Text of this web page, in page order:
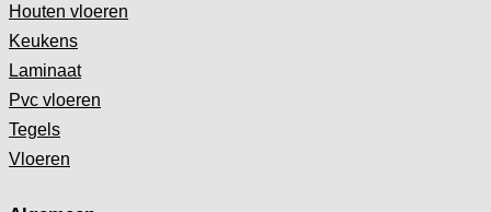
Houten vloeren
Keukens
Laminaat
Pvc vloeren
Tegels
Vloeren